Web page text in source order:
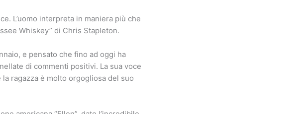
L’uomo interpreta in maniera più che
Whiskey” di Chris Stapleton.
e pensato che fino ad oggi ha
di commenti positivi. La sua voce
ragazza è molto orgogliosa del suo